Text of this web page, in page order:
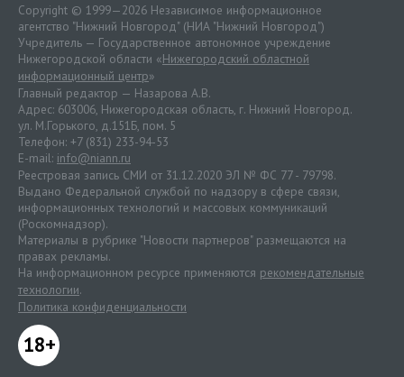
Copyright © 1999—2026 Независимое информационное
агентство "Нижний Новгород" (НИА "Нижний Новгород")
Учредитель — Государственное автономное учреждение
Нижегородской области «Нижегородский областной
информационный центр»
Главный редактор — Назарова А.В.
Адрес: 603006, Нижегородская область, г. Нижний Новгород.
ул. М.Горького, д.151Б, пом. 5
Телефон: +7 (831) 233-94-53
E-mail: info@niann.ru
Реестровая запись СМИ от 31.12.2020 ЭЛ № ФС 77 - 79798.
Выдано Федеральной службой по надзору в сфере связи,
информационных технологий и массовых коммуникаций
(Роскомнадзор).
Материалы в рубрике "Новости партнеров" размещаются на
правах рекламы.
На информационном ресурсе применяются рекомендательные
технологии.
Политика конфиденциальности
18+